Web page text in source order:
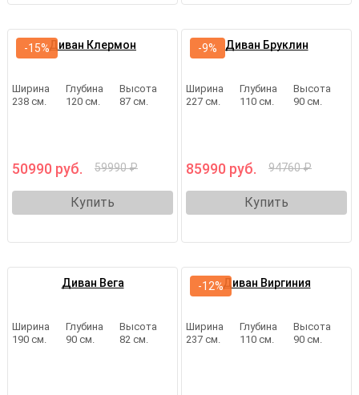
Диван Клермон
Ширина
238 см.
Глубина
120 см.
Высота
87 см.
50990 руб. 59990 ₽
Купить
-15% Диван Бруклин
Ширина
227 см.
Глубина
110 см.
Высота
90 см.
85990 руб. 94760 ₽
Купить
-9%
Диван Вега
Ширина
190 см.
Глубина
90 см.
Высота
82 см.
Диван Виргиния
Ширина
237 см.
Глубина
110 см.
Высота
90 см.
-12%